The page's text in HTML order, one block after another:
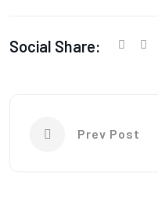
Social Share:
Prev Post